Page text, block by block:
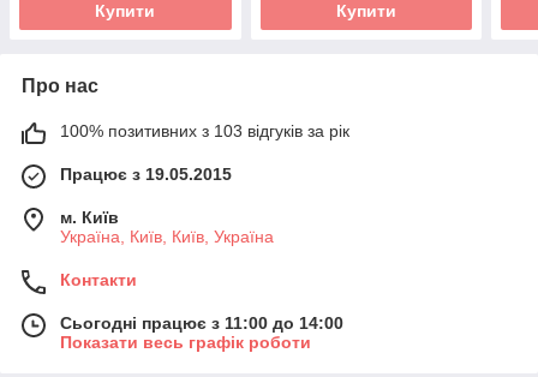
Купити Купити
Про нас
100% позитивних з 103 відгуків за рік
Працює з 19.05.2015
м. Київ
Україна, Київ, Київ, Україна
Контакти
Сьогодні працює з 11:00 до 14:00
Показати весь графік роботи